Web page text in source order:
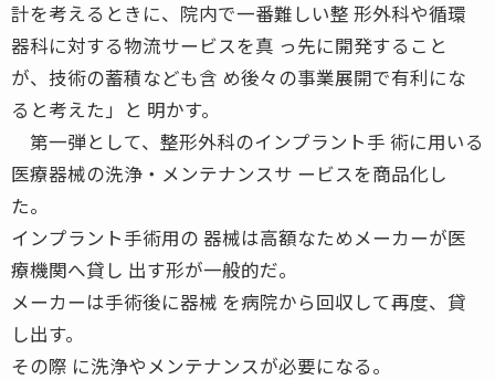
計を考えるときに、院内で一番難しい整 形外科や循環
器科に対する物流サービスを真 っ先に開発すること
が、技術の蓄積なども含 め後々の事業展開で有利にな
ると考えた」と 明かす。
第一弾として、整形外科のインプラント手 術に用いる
医療器械の洗浄・メンテナンスサ ービスを商品化し
た。
インプラント手術用の 器械は高額なためメーカーが医
療機関へ貸し 出す形が一般的だ。
メーカーは手術後に器械 を病院から回収して再度、貸
し出す。
その際 に洗浄やメンテナンスが必要になる。